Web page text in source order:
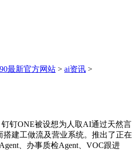
最新官方网站 > ai资讯 >
钉ONE被设想为人取AI通过天然言
建工做流及营业系统。推出了正在
、办事质检Agent、VOC跟进